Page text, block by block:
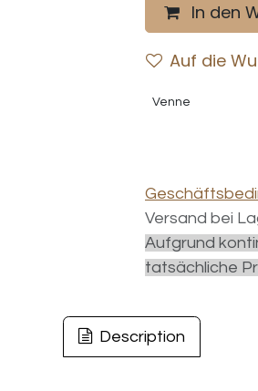
In den
Auf die
Venne
Versand bei
Aufgrund
tatsächliche
Description